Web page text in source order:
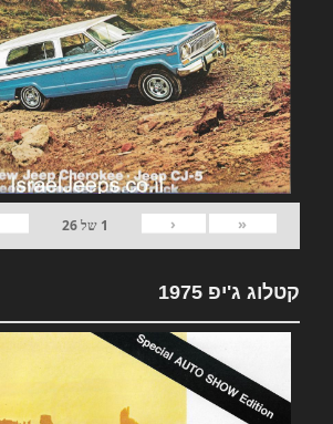
«
‹
1 של26
קטלוג ג'יפ 1975